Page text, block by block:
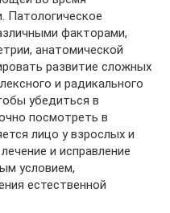
Патологическое
факторами,
анатомической
развитие сложных
и радикального
убедиться в
посмотреть в
лицо у взрослых и
и исправление
условием,
естественной